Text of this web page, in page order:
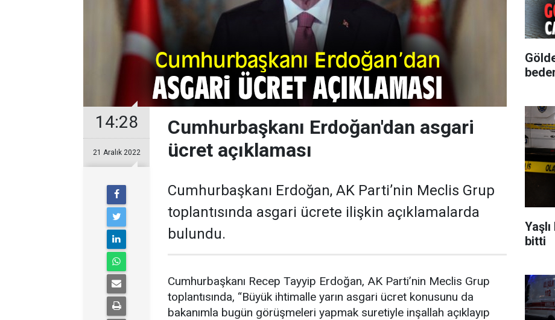
14:28
21 Aralık 2022
Cumhurbaşkanı Erdoğan'dan asgari
ücret açıklaması
Cumhurbaşkanı Erdoğan, AK Parti’nin Meclis Grup
toplantısında asgari ücrete ilişkin açıklamalarda
bulundu.
Cumhurbaşkanı Recep Tayyip Erdoğan, AK Parti’nin Meclis Grup
toplantısında, “Büyük ihtimalle yarın asgari ücret konusunu da
bakanımla bugün görüşmeleri yapmak suretiyle inşallah açıklayıp
bitti